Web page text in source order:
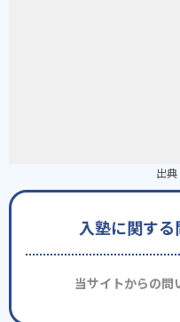
出典
入塾に関す
当サイトからの問